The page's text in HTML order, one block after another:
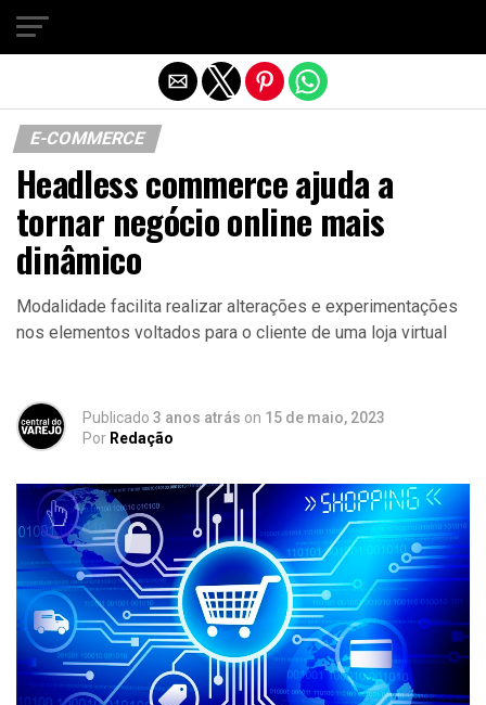
E-COMMERCE
Headless commerce ajuda a
tornar negócio online mais
dinâmico
Modalidade facilita realizar alterações e experimentações
nos elementos voltados para o cliente de uma loja virtual
Publicado 3 anos atrás on 15 de maio, 2023
Por Redação